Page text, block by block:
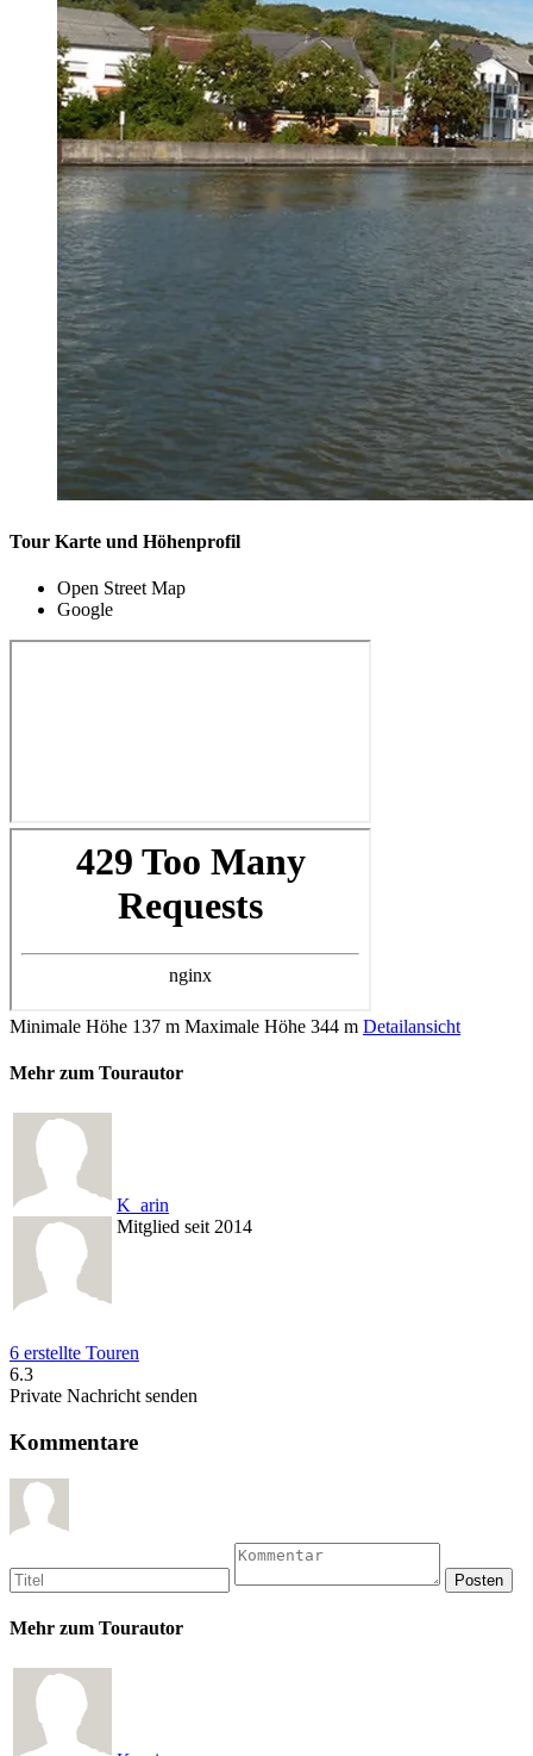
Tour Karte und Höhenprofil
Open Street Map
Google
Minimale Höhe 137 m Maximale Höhe 344 m Detailansicht
Mehr zum Tourautor
K_arin
Mitglied seit 2014
6 erstellte Touren
6.3
Private Nachricht senden
Kommentare
Mehr zum Tourautor